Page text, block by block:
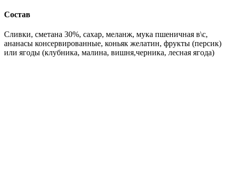
Состав
Сливки, сметана 30%, сахар, меланж, мука пшеничная в\с,
ананасы консервированные, коньяк желатин, фрукты (персик)
или ягоды (клубника, малина, вишня,черника, лесная ягода)